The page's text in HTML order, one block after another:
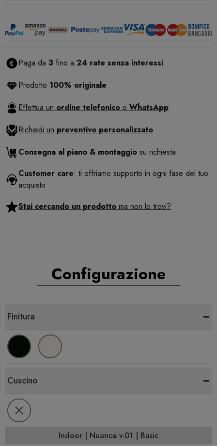
Paga da 3 fino a 24 rate senza interessi
Prodotto 100% originale
Effettua un ordine telefonico o WhatsApp
Richiedi un preventivo personalizzato
Consegna al piano & montaggio su richiesta
Customer care: ti offriamo supporto in ogni fase del tuo
acquisto
Stai cercando un prodotto ma non lo trovi?
Configurazione
Finitura -
Cuscino -
Indoor | Nuance v.01 | Basic